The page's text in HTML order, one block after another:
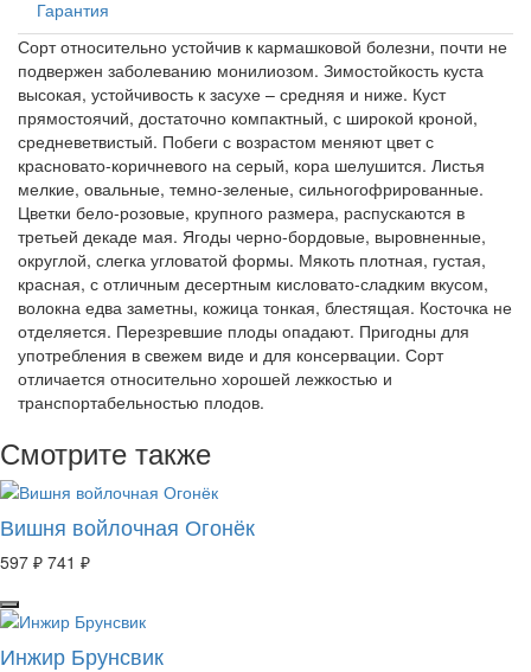
Гарантия
Сорт относительно устойчив к кармашковой болезни, почти не
подвержен заболеванию монилиозом. Зимостойкость куста
высокая, устойчивость к засухе – средняя и ниже. Куст
прямостоячий, достаточно компактный, с широкой кроной,
средневетвистый. Побеги с возрастом меняют цвет с
красновато-коричневого на серый, кора шелушится. Листья
мелкие, овальные, темно-зеленые, сильногофрированные.
Цветки бело-розовые, крупного размера, распускаются в
третьей декаде мая. Ягоды черно-бордовые, выровненные,
округлой, слегка угловатой формы. Мякоть плотная, густая,
красная, с отличным десертным кисловато-сладким вкусом,
волокна едва заметны, кожица тонкая, блестящая. Косточка не
отделяется. Перезревшие плоды опадают. Пригодны для
употребления в свежем виде и для консервации. Сорт
отличается относительно хорошей лежкостью и
транспортабельностью плодов.
Смотрите также
Вишня войлочная Огонёк
597 ₽ 741 ₽
Инжир Брунсвик